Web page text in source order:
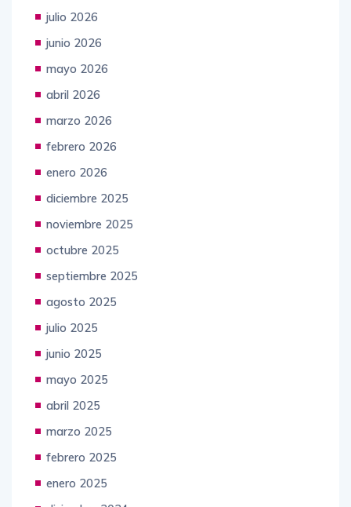
julio 2026
junio 2026
mayo 2026
abril 2026
marzo 2026
febrero 2026
enero 2026
diciembre 2025
noviembre 2025
octubre 2025
septiembre 2025
agosto 2025
julio 2025
junio 2025
mayo 2025
abril 2025
marzo 2025
febrero 2025
enero 2025